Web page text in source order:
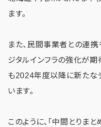
ます。
また、民間事業者との連
ジタルインフラの強化が期
も2024年度以降に新たな
います。
このように、「中間とりま